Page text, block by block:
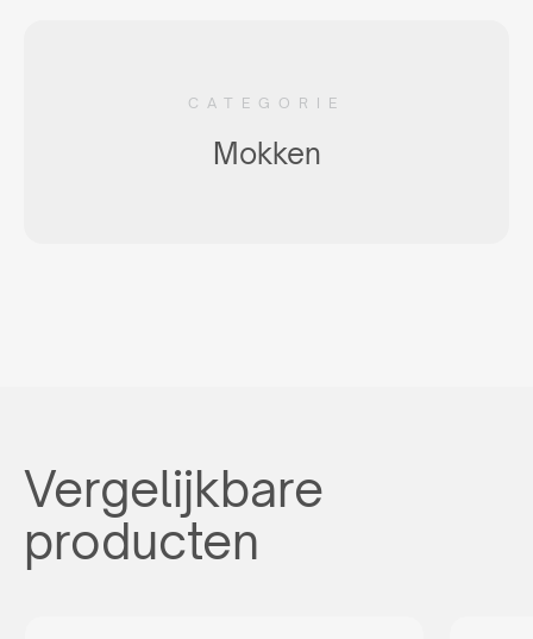
CATEGORIE
Mokken
Vergelijkbare
producten